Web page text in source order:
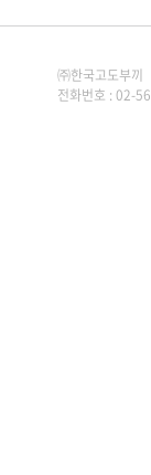
㈜한국고도부끼
전화번호 : 02-